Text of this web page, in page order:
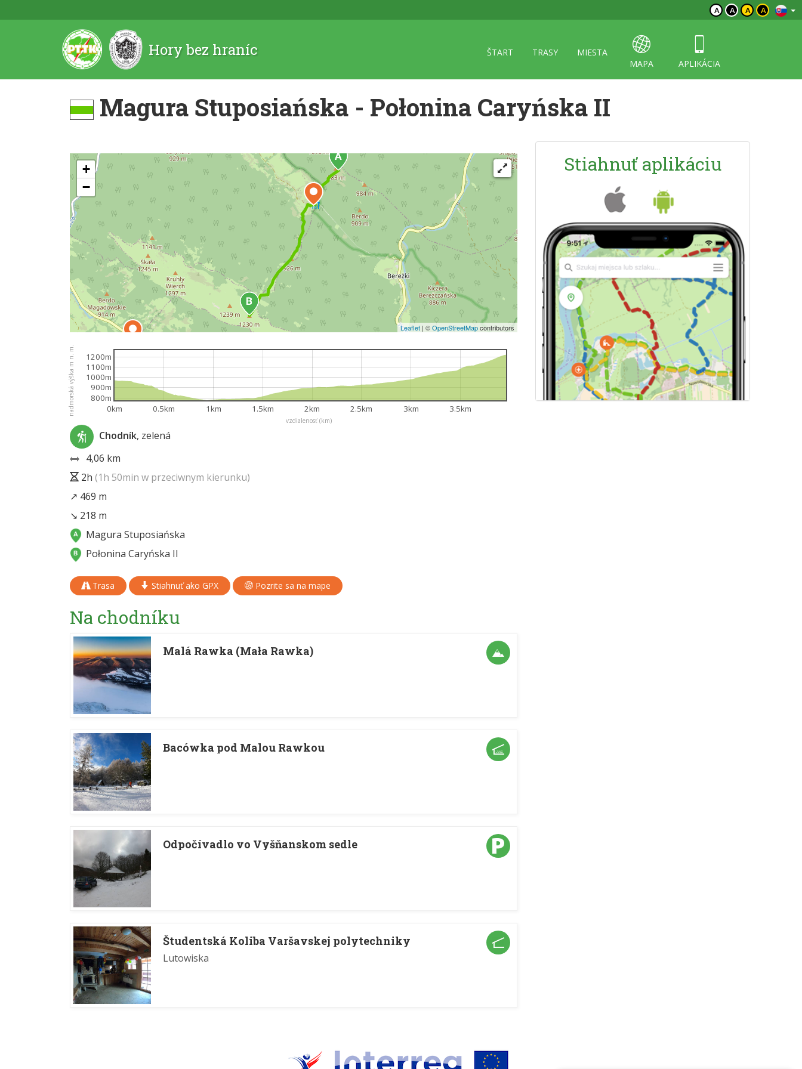
A A A A
Hory bez hraníc ŠTART TRASY
MIESTA
MAPA
APLIKÁCIA
Magura Stuposiańska - Połonina Caryńska II
+
−
Leaflet | ©OpenStreetMapcontributors
vzdialenosť (km)
nadmorská výška m n. m. 0km 0.5km 1km 1.5km 2km 2.5km 3km 3.5km
800m
900m
1000m
1100m
1200m
Chodník, zelená
4,06 km
2h (1h 50min w przeciwnym kierunku)
↗ 469 m
↘ 218 m
Magura Stuposiańska
Połonina Caryńska II
Trasa Stiahnuť ako GPX Pozrite sa na mape
Na chodníku
Malá Rawka (Mała Rawka)
Bacówka pod Malou Rawkou
Odpočívadlo vo Vyšňanskom sedle
Študentská Koliba Varšavskej polytechniky
Lutowiska
Stiahnuť aplikáciu